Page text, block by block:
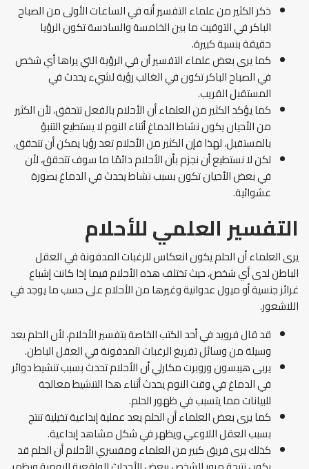
ذكر الكثير من علماء التفسير أنه في الساعات الأولى من الصباح
الباكر في التوقيت ما بين الخامسة والسادسة تكون الرؤيا
حقيقة بنسبة كبيرة.
كما يرى بعض علماء التفسير أن في الرؤية التي يراها أي شخص
في الصباح الباكر تكون في الغالب رؤية لشيء يحدث في
المستقبل القريب.
كما يؤكد الكثير من العلماء أن الأحلام بالفعل تتحقق، لأن الكثير
من الأحيان يكون نشاط الدماغ أثناء النوم لا يستطيع التنبؤ
بالمستقبل، لهذا فإن الكثير من الأحلام تعد رؤيا يمكن أن تتحقق.
لكن لا نستطيع أن نجزم بأن الأحلام دائمًا ما سوف تتحقق، لأن
في بعض الأحيان تكون بسبب نشاط يحدث في الدماغ بصورة
عشوائية.
التفسير العلمي للأحلام
يرى العلماء أن الحلم يكون انعكاس للرغبات المدفونة في العقل
الباطن لدى أي شخص، حيث تختلف هذه الأحلام فيما إذا كانت إشباع
غرائز جنسية أو ميول عدوانية وغيرها من الأحلام على حسب ما يوجد في
اللاشعور.
قد قال فرويد في أحد الكتب الخاصة بتفسير الأحلام، لأن الحلم يعد
وسيلة من وسائل تفريغ الرغبات المدفونة في العقل الباطن.
يربى هيبسون وروبرت مكارلي أن الأحلام تحدث بسبب تنشيط دوائر
في الدماغ في وقت النوم يحدث أثناء هذا التنشيط معالجة
للبيانات مما يتسبب في ظهور الحلم.
كما يرى بعض العلماء أن الحلم يعد عملية إبداعية تخيلية تنتج
بسبب العقل اللاوعي ويظهر في شكل مشاهد إبداعية.
كذلك يرى فريق كبير من العلماء ومفسري الأحلام أن الحلم قد